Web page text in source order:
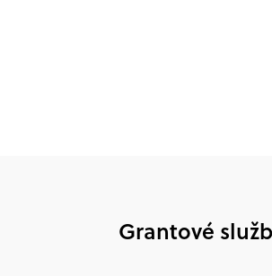
Grantové